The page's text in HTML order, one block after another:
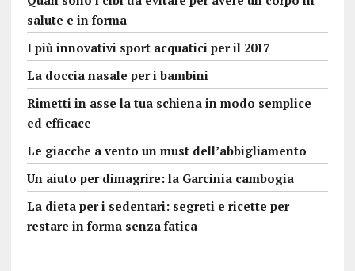
salute e in forma
I più innovativi sport acquatici per il 2017
La doccia nasale per i bambini
Rimetti in asse la tua schiena in modo semplice
ed efficace
Le giacche a vento un must dell’abbigliamento
Un aiuto per dimagrire: la Garcinia cambogia
La dieta per i sedentari: segreti e ricette per
restare in forma senza fatica